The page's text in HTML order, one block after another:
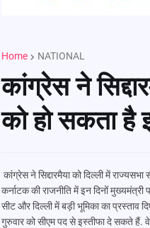
Home NATIONAL
कांग्रेस ने
को हो सकता है
कांग्रेस ने सिद्दारमैया को दिल्ली में
कर्नाटक की राजनीति में इन दिनों
सीट और दिल्ली में बड़ी भूमिका का प्रस्ताव
गुरुवार को सीएम पद से इस्तीफा दे सकते हैं.